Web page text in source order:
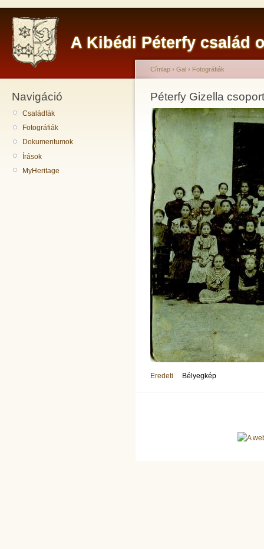
A Kibédi Péterfy család
Navigáció
Családfák
Fotográfiák
Dokumentumok
Írások
MyHeritage
Címlap › Gal › Fotográfiák
Péterfy Gizella
Eredeti Bélyegkép